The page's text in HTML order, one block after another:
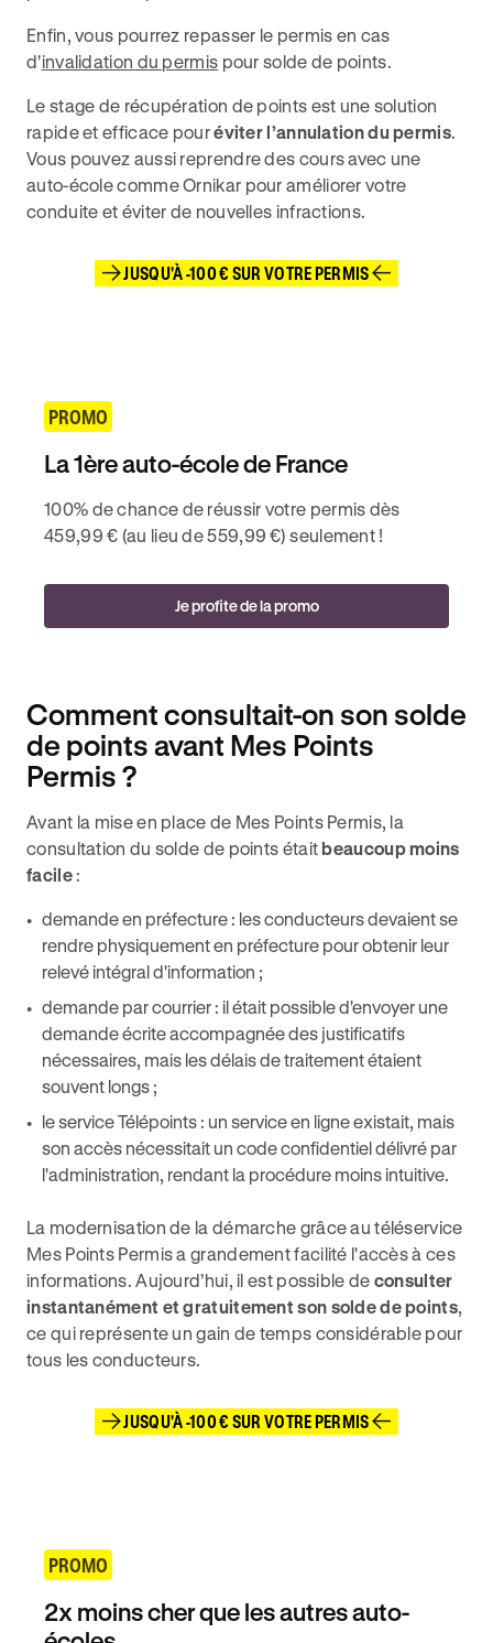
Enfin, vous pourrez repasser le permis en cas
d'invalidation du permis pour solde de points.
Le stage de récupération de points est une solution
rapide et efficace pouréviter l’annulation du permis.
Vous pouvez aussi reprendre des cours avec une
auto-école comme Ornikar pour améliorer votre
conduite et éviter de nouvelles infractions.
JUSQU'À -100 € SUR VOTRE PERMIS
PROMO
La 1ère auto-école de France
100% de chance de réussir votre permis dès
459,99 € (au lieu de 559,99 €) seulement !
Je profite de la promo
Comment consultait-on son solde
de points avant Mes Points
Permis ?
Avant la mise en place de Mes Points Permis, la
consultation du solde de points étaitbeaucoup moins
facile:
demande en préfecture : les conducteurs devaient se
rendre physiquement en préfecture pour obtenir leur
relevé intégral d'information ;
demande par courrier : il était possible d'envoyer une
demande écrite accompagnée des justificatifs
nécessaires, mais les délais de traitement étaient
souvent longs ;
le service Télépoints : un service en ligne existait, mais
son accès nécessitait un code confidentiel délivré par
l'administration, rendant la procédure moins intuitive.
La modernisation de la démarche grâce au téléservice
Mes Points Permis a grandement facilité l'accès à ces
informations. Aujourd’hui, il est possible de consulter
instantanément et gratuitement son solde de points,
ce qui représente un gain de temps considérable pour
tous les conducteurs.
JUSQU'À -100 € SUR VOTRE PERMIS
PROMO
2x moins cher que les autres auto-